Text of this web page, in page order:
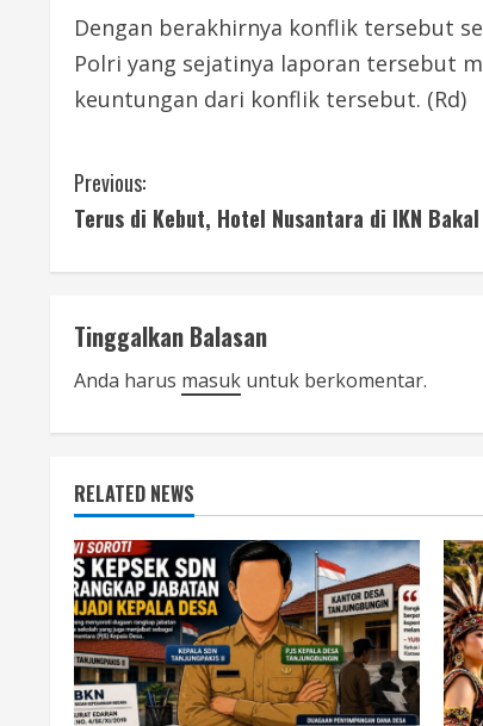
Dengan berakhirnya konflik tersebut
Polri yang sejatinya laporan tersebut
keuntungan dari konflik tersebut. (Rd)
C
o
n
t
i
n
u
e
R
e
a
Previous:
Terus di Kebut, Hotel Nusantara di IKN
Tinggalkan Balasan
Anda harus masuk untuk berkomentar.
RELATED NEWS